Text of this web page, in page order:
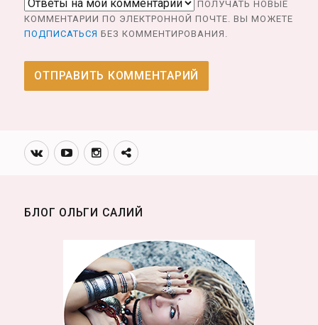
ПОЛУЧАТЬ НОВЫЕ
КОММЕНТАРИИ ПО ЭЛЕКТРОННОЙ ПОЧТЕ. ВЫ МОЖЕТЕ
ПОДПИСАТЬСЯ БЕЗ КОММЕНТИРОВАНИЯ.
Вконтакте
YoutubeИнстаграмм
Телеграм
БЛОГ ОЛЬГИ САЛИЙ